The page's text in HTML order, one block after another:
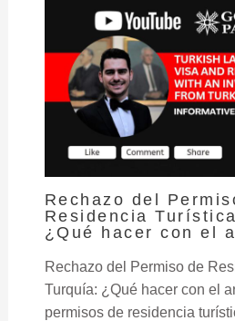
Rechazo del
Residencia
¿Qué hacer con el
Rechazo del Permiso de
Turquía: ¿Qué hacer con el
permisos de residencia